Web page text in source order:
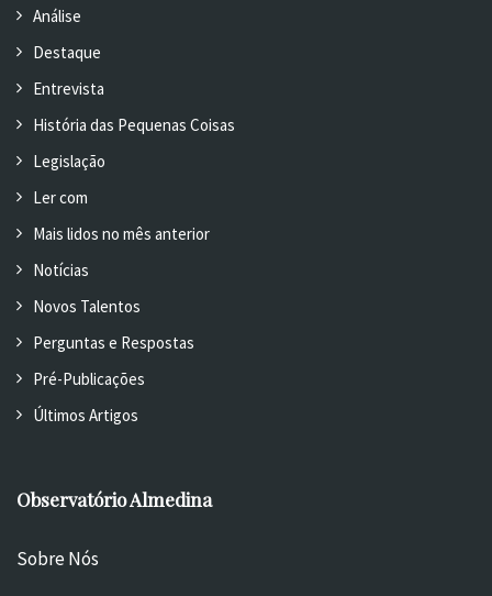
Análise
Destaque
Entrevista
História das Pequenas Coisas
Legislação
Ler com
Mais lidos no mês anterior
Notícias
Novos Talentos
Perguntas e Respostas
Pré-Publicações
Últimos Artigos
Observatório Almedina
Sobre Nós